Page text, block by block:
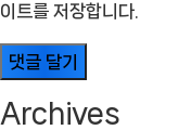
이트를 저장합니다.
Archives